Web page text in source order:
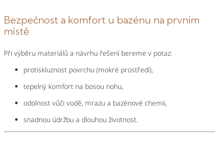
Bezpečnost a komfort u bazénu na prvním
místě
Při výběru materiálů a návrhu řešení bereme v potaz:
protiskluznost povrchu (mokré prostředí),
tepelný komfort na bosou nohu,
odolnost vůči vodě, mrazu a bazénové chemii,
snadnou údržbu a dlouhou životnost.